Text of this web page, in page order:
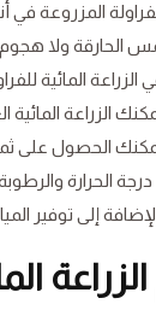
المزروعة في
الحارقة ولا هجوم
الزراعة المائية
الزراعة
الحصول على
الحرارة
إلى توفير